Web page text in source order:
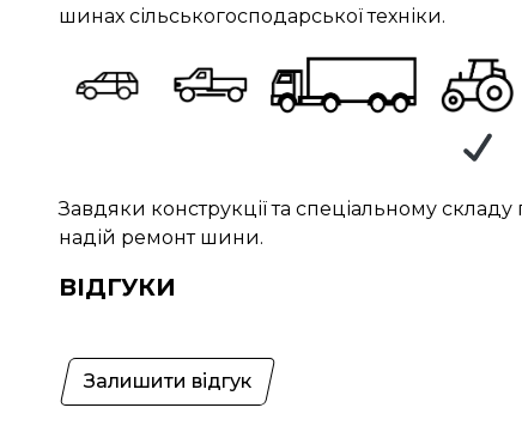
шинах сільськогосподарської техніки.
Завдяки конструкції та спеціальному
надій ремонт шини.
ВІДГУКИ
Залишити відгук